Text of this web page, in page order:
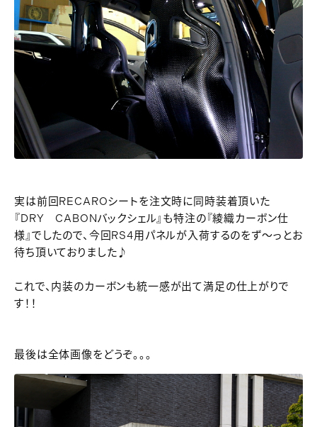
実は前回RECAROシートを注文時に同時装着頂いた
『DRY CABONバックシェル』も特注の『綾織カーボン仕
様』でしたので、今回RS4用パネルが入荷するのをず～っとお
待ち頂いておりました♪
これで、内装のカーボンも統一感が出て満足の仕上がりで
す！！
最後は全体画像をどうぞ。。。